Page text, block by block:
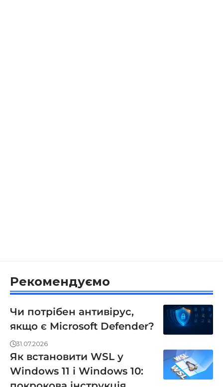
Рекомендуємо
Чи потрібен антивірус,
якщо є Microsoft Defender?
31.07.2026
Як встановити WSL у
Windows 11 і Windows 10: